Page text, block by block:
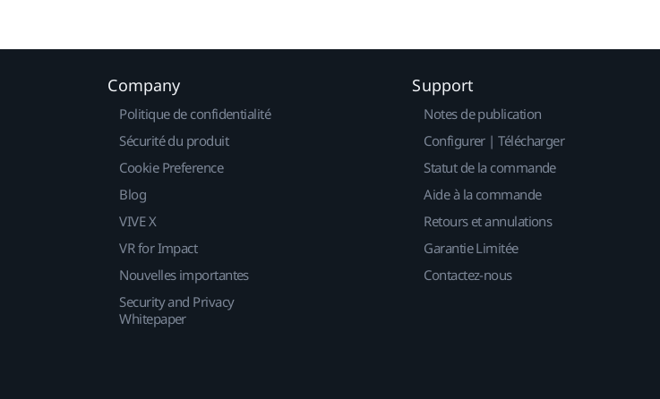
Company
Politique de confidentialité
Sécurité du produit
Cookie Preference
Blog
VIVE X
VR for Impact
Nouvelles importantes
Security and Privacy
Whitepaper
Support
Notes de publication
Configurer | Télécharger
Statut de la commande
Aide à la commande
Retours et annulations
Garantie Limitée
Contactez-nous